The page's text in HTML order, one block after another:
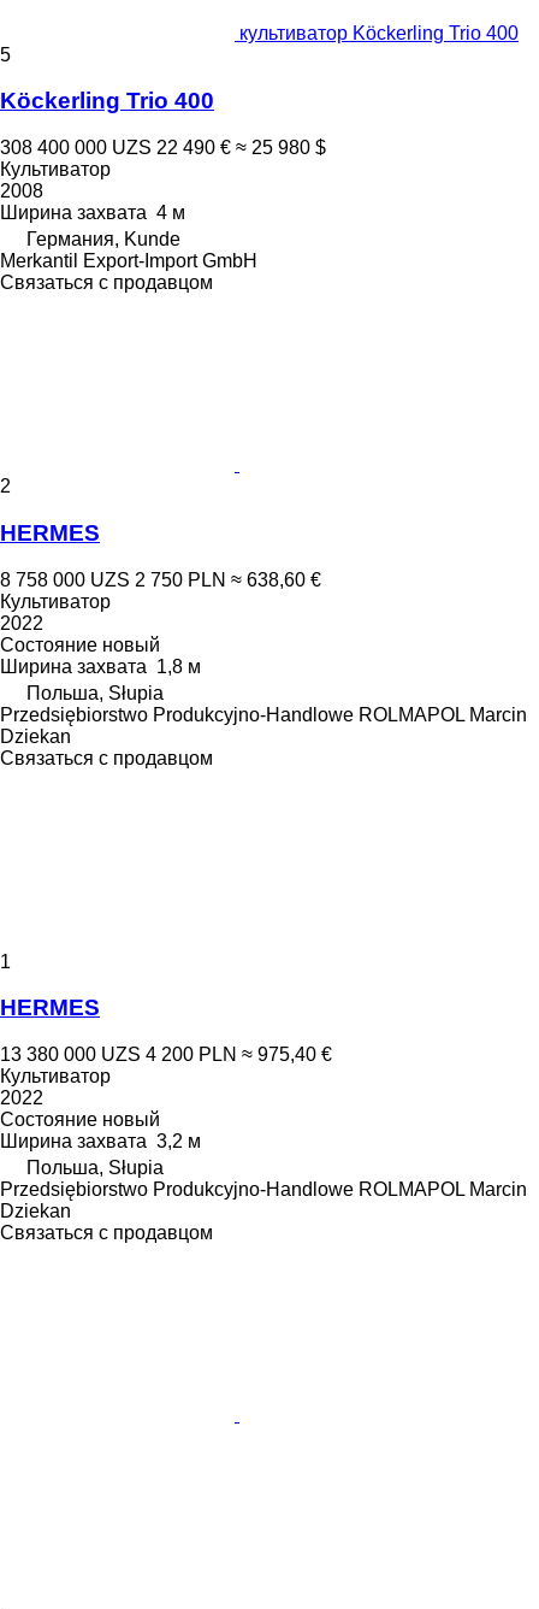
культиватор Köckerling Trio 400
5
Köckerling Trio 400
308 400 000 UZS 22 490 € ≈ 25 980 $
Культиватор
2008
Ширина захвата 4 м
Германия, Kunde
Merkantil Export-Import GmbH
Связаться с продавцом
2
HERMES
8 758 000 UZS 2 750 PLN ≈ 638,60 €
Культиватор
2022
Состояние новый
Ширина захвата 1,8 м
Польша, Słupia
Przedsiębiorstwo Produkcyjno-Handlowe ROLMAPOL Marcin
Dziekan
Связаться с продавцом
1
HERMES
13 380 000 UZS 4 200 PLN ≈ 975,40 €
Культиватор
2022
Состояние новый
Ширина захвата 3,2 м
Польша, Słupia
Przedsiębiorstwo Produkcyjno-Handlowe ROLMAPOL Marcin
Dziekan
Связаться с продавцом